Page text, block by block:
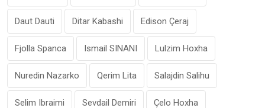
Daut Dauti Ditar Kabashi Edison Çeraj
Fjolla Spanca Ismail SINANI Lulzim Hoxha
Nuredin Nazarko Qerim Lita Salajdin Salihu
Selim Ibraimi Sevdail Demiri Çelo Hoxha